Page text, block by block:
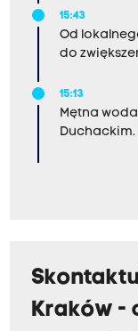
15:43
Od
do
15:13
Mętna
Kraków -